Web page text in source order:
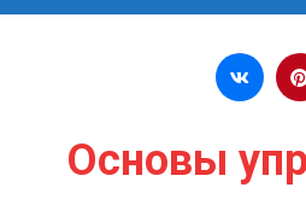
Перейти к содержимому
Основы